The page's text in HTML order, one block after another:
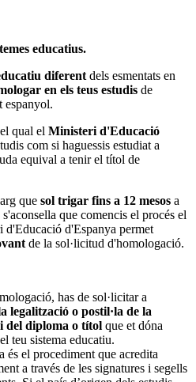
educatius.
diferent dels esmentats en
en els teus estudis de
espanyol.
qual el Ministeri d'Educació
com si haguessis estudiat a
equival a tenir el títol de
que sol trigar fins a 12 mesos a
que comencis el procés el
d'Espanya permet
de la sol·licitud d'homologació.
has de sol·licitar a
legalització o postil·la de la
del diploma o títol que et dóna
teu sistema educatiu.
és el procediment que acredita
a través de les signatures i segells